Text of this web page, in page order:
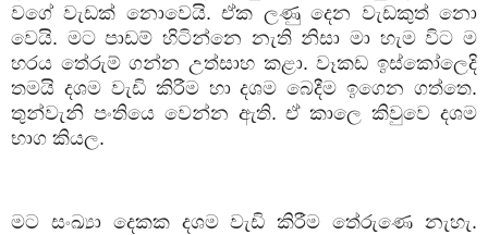
වගේ වැඩක් නොවෙයි. ඒක ලණු දෙන වැඩකුත් නො
වෙයි. මට පාඩම් හිටින්නෙ නැති නිසා මා හැම විට ම
හරය තේරුම් ගන්න උත්සාහ කළා. වෑකඩ ඉස්කෝලෙදි
තමයි දශම වැඩි කිරීම හා දශම බෙදීම ඉගෙන ගත්තෙ.
තුන්වැනි පංතියෙ වෙන්න ඇති. ඒ කාලෙ කිවුවෙ දශම
භාග කියල.
මට සංඛ්‍යා දෙකක දශම වැඩි කිරීම තේරුණෙ නැහැ.